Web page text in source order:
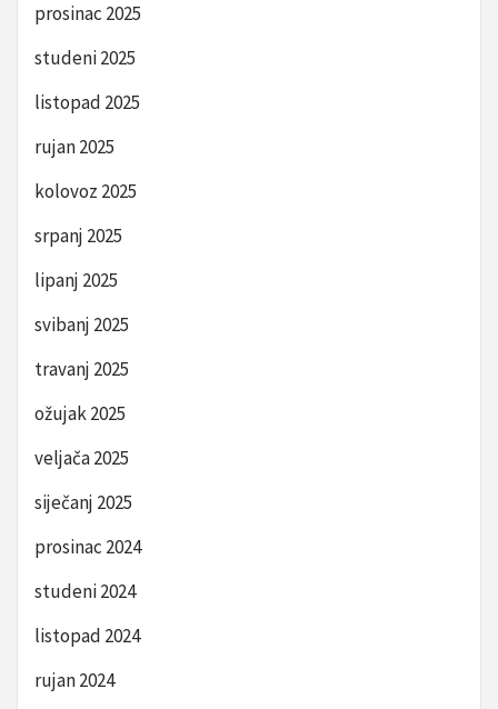
prosinac 2025
studeni 2025
listopad 2025
rujan 2025
kolovoz 2025
srpanj 2025
lipanj 2025
svibanj 2025
travanj 2025
ožujak 2025
veljača 2025
siječanj 2025
prosinac 2024
studeni 2024
listopad 2024
rujan 2024